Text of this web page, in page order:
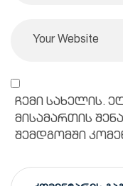
ჩემი სახელის.
მისამართის
შემდგომში